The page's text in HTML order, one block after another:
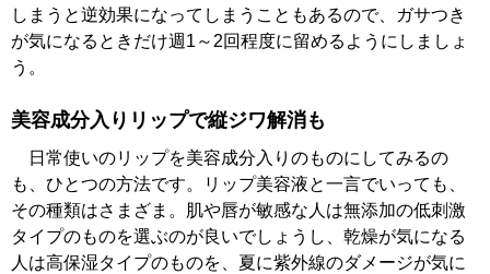
しまうと逆効果になってしまうこともあるので、ガサつき
が気になるときだけ週1～2回程度に留めるようにしましょ
う。
美容成分入りリップで縦ジワ解消も
日常使いのリップを美容成分入りのものにしてみるの
も、ひとつの方法です。リップ美容液と一言でいっても、
その種類はさまざま。肌や唇が敏感な人は無添加の低刺激
タイプのものを選ぶのが良いでしょうし、乾燥が気になる
人は高保湿タイプのものを、夏に紫外線のダメージが気に